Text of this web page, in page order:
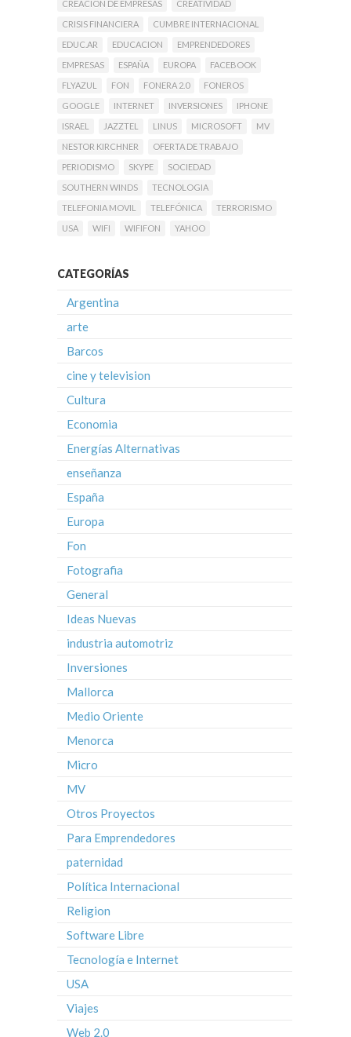
CREACIÓN DE EMPRESAS
CREATIVIDAD
CRISIS FINANCIERA
CUMBRE INTERNACIONAL
EDUC.AR
EDUCACION
EMPRENDEDORES
EMPRESAS
ESPAÑA EUROPA
FACEBOOK
FLYAZUL
FON FONERA 2.0
FONEROS
GOOGLE
INTERNET INVERSIONES
IPHONE
ISRAEL
JAZZTEL LINUS MICROSOFT
MV
NESTOR KIRCHNER
OFERTA DE TRABAJO
PERIODISMO
SKYPE
SOCIEDAD
SOUTHERN WINDS
TECNOLOGIA
TELEFONIA MOVIL
TELEFÓNICA
TERRORISMO
USA
WIFI WIFIFON YAHOO
CATEGORÍAS
Argentina
arte
Barcos
cine y television
Cultura
Economia
Energías Alternativas
enseñanza
España
Europa
Fon
Fotografia
General
Ideas Nuevas
industria automotriz
Inversiones
Mallorca
Medio Oriente
Menorca
Micro
MV
Otros Proyectos
Para Emprendedores
paternidad
Política Internacional
Religion
Software Libre
Tecnología e Internet
USA
Viajes
Web 2.0